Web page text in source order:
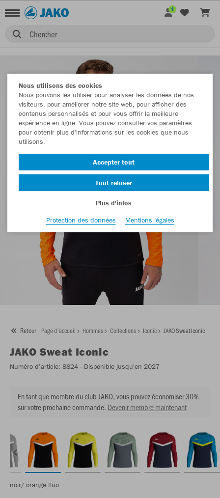
Chercher
1
Retour Page d'accueil Hommes Collections Iconic JAKO Sweat Iconic
JAKO Sweat Iconic
Numéro d’article: 8824 - Disponible jusqu'en 2027
En tant que membre du club JAKO, vous pouvez économiser 30%
sur votre prochaine commande. Devenir membre maintenant
noir/ orange fluo
Nous utilisons des cookies
Nous pouvons les utiliser pour analyser les données de nos
visiteurs, pour améliorer notre site web, pour afficher des
contenus personnalisés et pour vous offrir la meilleure
expérience en ligne. Vous pouvez consulter vos paramètres
pour obtenir plus d'informations sur les cookies que nous
utilisons.
Accepter tout
Tout refuser
Plus d'infos
Protection des données
Mentions légales